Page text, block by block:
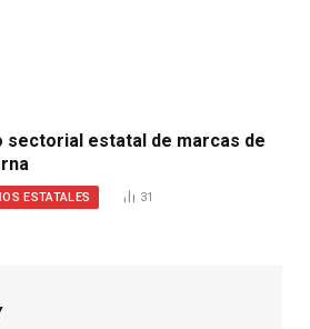
sectorial estatal de marcas de
ESTATALES 31